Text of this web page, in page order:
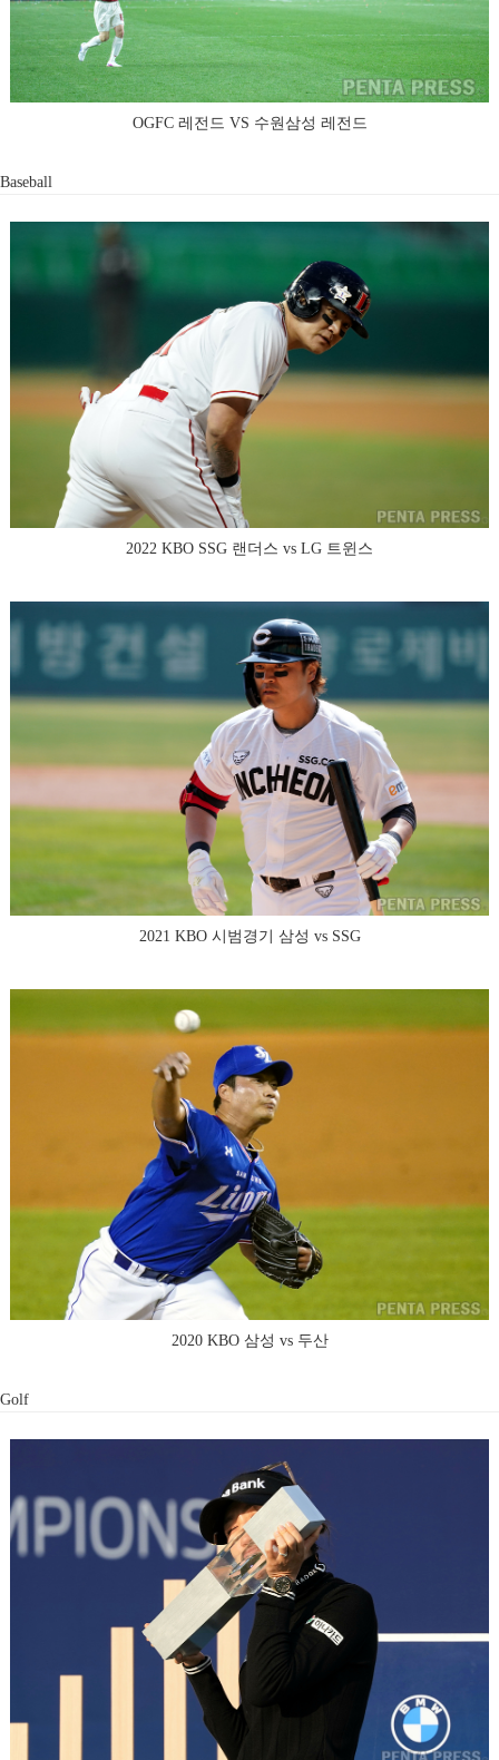
OGFC 레전드 VS 수원삼성 레전드
Baseball
2022 KBO SSG 랜더스 vs LG 트윈스
2021 KBO 시범경기 삼성 vs SSG
2020 KBO 삼성 vs 두산
Golf